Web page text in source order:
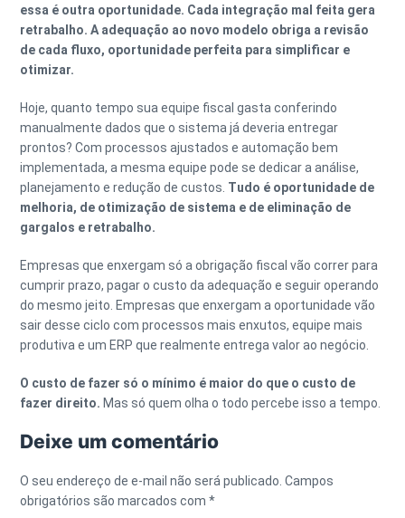
essa é outra oportunidade. Cada integração mal feita gera
retrabalho. A adequação ao novo modelo obriga a revisão
de cada fluxo, oportunidade perfeita para simplificar e
otimizar.
Hoje, quanto tempo sua equipe fiscal gasta conferindo
manualmente dados que o sistema já deveria entregar
prontos? Com processos ajustados e automação bem
implementada, a mesma equipe pode se dedicar a análise,
planejamento e redução de custos. Tudo é oportunidade de
melhoria, de otimização de sistema e de eliminação de
gargalos e retrabalho.
Empresas que enxergam só a obrigação fiscal vão correr para
cumprir prazo, pagar o custo da adequação e seguir operando
do mesmo jeito. Empresas que enxergam a oportunidade vão
sair desse ciclo com processos mais enxutos, equipe mais
produtiva e um ERP que realmente entrega valor ao negócio.
O custo de fazer só o mínimo é maior do que o custo de
fazer direito. Mas só quem olha o todo percebe isso a tempo.
Deixe um comentário
O seu endereço de e-mail não será publicado. Campos
obrigatórios são marcados com*